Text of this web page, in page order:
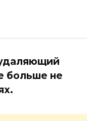
больше не